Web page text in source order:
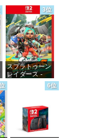
3位
スプラトゥーン
レイダース -
Switch2
6位